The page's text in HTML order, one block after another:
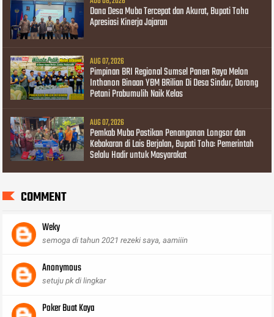
Dana Desa Muba Tercepat dan Akurat, Bupati Toha
Apresiasi Kinerja Jajaran
AUG 07, 2026
Pimpinan BRI Regional Sumsel Panen Raya Melon
Inthanon Binaan YBM BRilian Di Desa Sindur, Dorong
Petani Prabumulih Naik Kelas
AUG 07, 2026
Pemkab Muba Pastikan Penanganan Longsor dan
Kebakaran di Lais Berjalan, Bupati Toha: Pemerintah
Selalu Hadir untuk Masyarakat
COMMENT
Weky
semoga di tahun 2021 rezeki saya, aamiiin
Anonymous
setuju pk di lingkar
Poker Buat Kaya